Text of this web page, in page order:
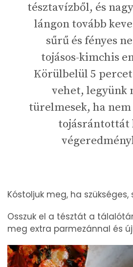
tésztavízből, és
lángon tovább
sűrű és fényes
tojásos-kimchis
Körülbelül 5
vehet, legyünk
türelmesek, ha
tojásrántottát
Kóstoljuk meg, ha szükséges,
Osszuk el a tésztát a
meg extra parmezánnal és